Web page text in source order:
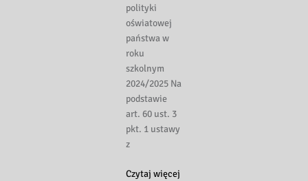
polityki
oświatowej
państwa w
roku
szkolnym
2024/2025 Na
podstawie
art. 60 ust. 3
pkt. 1 ustawy
z
POLITYKA
Czytaj więcej